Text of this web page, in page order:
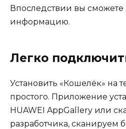
Впоследствии вы сможете
информацию.
Легко
Установить «Кошелёк» на
простого. Приложение
HUAWEI AppGallery или
разработчика, сканируем